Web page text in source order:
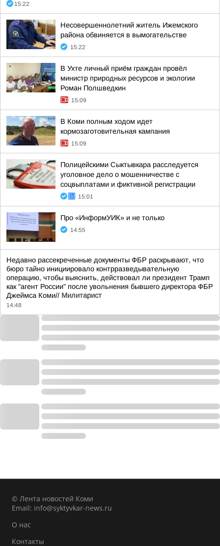
15:22
Несовершеннолетний житель Ижемского
района обвиняется в вымогательстве
15:22
В Ухте личный приём граждан провёл
министр природных ресурсов и экологии
Роман Полшведкин
15:09
В Коми полным ходом идет
кормозаготовительная кампания
15:09
Полицейскими Сыктывкара расследуется
уголовное дело о мошенничестве с
соцвыплатами и фиктивной регистрации
15:01
Про «ИнформУИК» и не только
14:55
Недавно рассекреченные документы ФБР раскрывают, что
бюро тайно инициировало контрразведывательную
операцию, чтобы выяснить, действовал ли президент Трамп
как "агент России" после увольнения бывшего директора ФБР
Джеймса Коми// Милитарист
14:48
© Лента новостей Коми
Email: info@syktyvkar-news.ru
О нас
Контакты